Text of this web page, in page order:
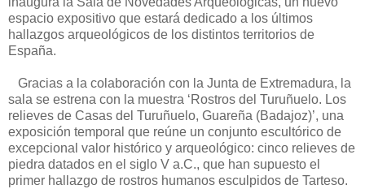
espacio expositivo que estará dedicado a los últimos
hallazgos arqueológicos de los distintos territorios de
España.
Gracias a la colaboración con la Junta de Extremadura, la
sala se estrena con la muestra ‘Rostros del Turuñuelo. Los
relieves de Casas del Turuñuelo, Guareña (Badajoz)’, una
exposición temporal que reúne un conjunto escultórico de
excepcional valor histórico y arqueológico: cinco relieves de
piedra datados en el siglo V a.C., que han supuesto el
primer hallazgo de rostros humanos esculpidos de Tarteso.